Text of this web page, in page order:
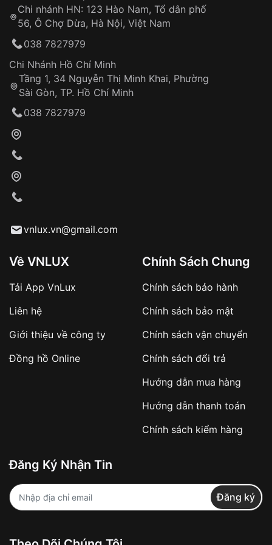
Từ khóa SEO:
Khách hàng kiểm tra và thanh toán trực tiếp
Từ khóa SEO:
sản phẩm đặc biệt
hàng
Số tiền còn lại thanh toán khi nhận hàng hoặc
✔️ Đảm bảo xử lý đơn hàng nhanh chóng
✔️ Hạn chế tình trạng hủy đơn không mong
Từ khóa SEO:
Khách hàng được
Đảm bảo quyền lợi khách hàng
Đồng hành cùng khách hàng trong suốt quá
trình sử dụng
Chi nhánh HN: 123 Hào Nam, Tổ dân phố
56, Ô Chợ Dừa, Hà Nội, Việt Nam
038 7827979
Chi Nhánh Hồ Chí Minh
Tầng 1, 34 Nguyễn Thị Minh Khai, Phường
Sài Gòn, TP. Hồ Chí Minh
038 7827979
vnlux.vn@gmail.com
Về VNLUX
Tải App VnLux
Liên hệ
Giới thiệu về công ty
Đồng hồ Online
Chính Sách Chung
Chính sách bảo hành
Chính sách bảo mật
Chính sách vận chuyển
Chính sách đổi trả
Hướng dẫn mua hàng
Hướng dẫn thanh toán
Chính sách kiểm hàng
Đăng Ký Nhận Tin
Đăng ký